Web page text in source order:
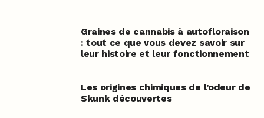
Graines de cannabis à autofloraison
: tout ce que vous devez savoir sur
leur histoire et leur fonctionnement
Les origines chimiques de l’odeur de
Skunk découvertes